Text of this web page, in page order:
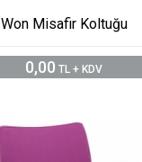
Won Misafir Koltuğu
0,00 TL + KDV